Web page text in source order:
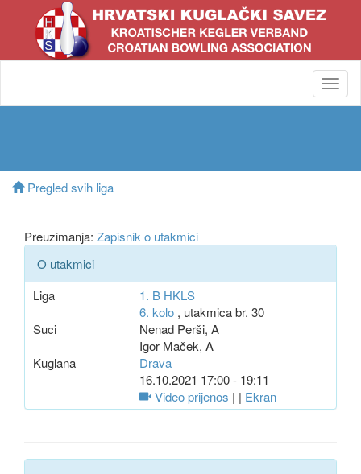
Pregled svih liga
Preuzimanja: Zapisnik o utakmici
O utakmici
Liga
1. B HKLS
6. kolo, utakmica br. 30
Suci
Nenad Perši, A
Igor Maček, A
Kuglana
Drava
16.10.2021 17:00 - 19:11
Video prijenos | | Ekran